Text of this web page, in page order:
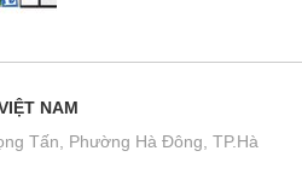
NAM
Tấn, Phường Hà Đông, TP.Hà